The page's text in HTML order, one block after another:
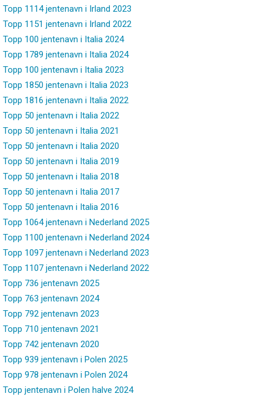
Topp 1114 jentenavn i Irland 2023
Topp 1151 jentenavn i Irland 2022
Topp 100 jentenavn i Italia 2024
Topp 1789 jentenavn i Italia 2024
Topp 100 jentenavn i Italia 2023
Topp 1850 jentenavn i Italia 2023
Topp 1816 jentenavn i Italia 2022
Topp 50 jentenavn i Italia 2022
Topp 50 jentenavn i Italia 2021
Topp 50 jentenavn i Italia 2020
Topp 50 jentenavn i Italia 2019
Topp 50 jentenavn i Italia 2018
Topp 50 jentenavn i Italia 2017
Topp 50 jentenavn i Italia 2016
Topp 1064 jentenavn i Nederland 2025
Topp 1100 jentenavn i Nederland 2024
Topp 1097 jentenavn i Nederland 2023
Topp 1107 jentenavn i Nederland 2022
Topp 736 jentenavn 2025
Topp 763 jentenavn 2024
Topp 792 jentenavn 2023
Topp 710 jentenavn 2021
Topp 742 jentenavn 2020
Topp 939 jentenavn i Polen 2025
Topp 978 jentenavn i Polen 2024
Topp jentenavn i Polen halve 2024